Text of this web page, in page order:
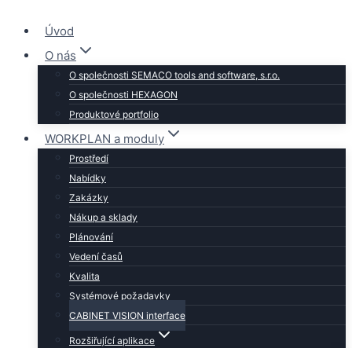
Úvod
O nás
O společnosti SEMACO tools and software, s.r.o.
O společnosti HEXAGON
Produktové portfolio
WORKPLAN a moduly
Prostředí
Nabídky
Zakázky
Nákup a sklady
Plánování
Vedení časů
Kvalita
Systémové požadavky
CABINET VISION interface
Rozšiřující aplikace